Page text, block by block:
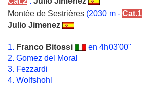
Montée de Sestrières (2030 m - Cat.1
Julio Jimenez
1. Franco Bitossi
en 4h03'00"
2. Gomez del Moral
3. Fezzardi
4. Wolfshohl